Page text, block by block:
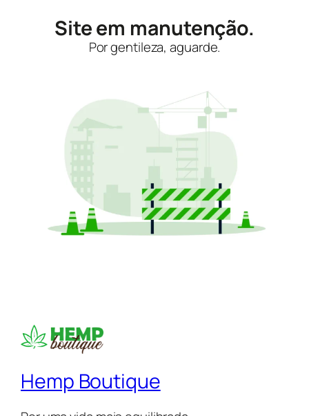
Site em manutenção.
Por gentileza, aguarde.
Hemp Boutique